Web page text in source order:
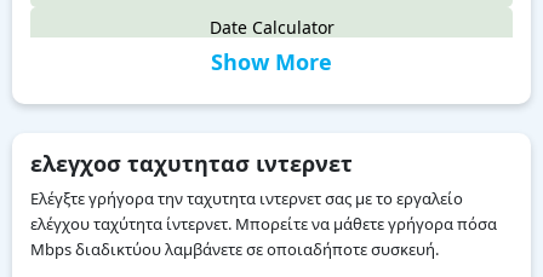
Date Calculator
Binary To Text
Raid Calculator
Show More
ελεγχοσ ταχυτητασ ιντερνετ
Ελέγξτε γρήγορα την ταχυτητα ιντερνετ σας με το εργαλείο
ελέγχου ταχύτητα ίντερνετ. Μπορείτε να μάθετε γρήγορα πόσα
Mbps διαδικτύου λαμβάνετε σε οποιαδήποτε συσκευή.